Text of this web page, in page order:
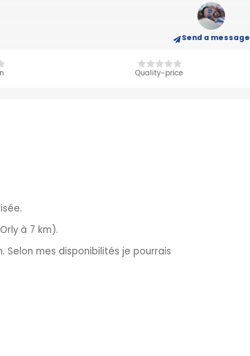
Send a message
Quality-price
à 7 km).
Selon mes disponibilités je pourrais